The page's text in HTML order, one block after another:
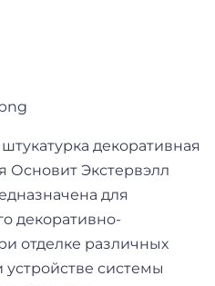
декоративная
Основит Экстервэлл
для
декоративно-
отделке различных
устройстве системы